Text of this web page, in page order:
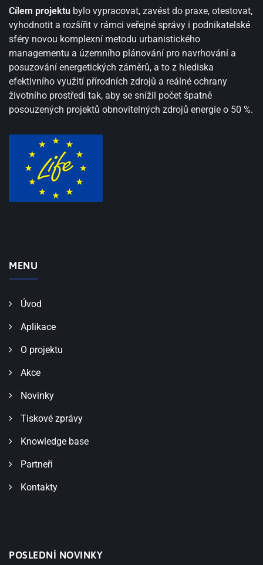
Cílem projektu bylo vypracovat, zavést do praxe, otestovat,
vyhodnotit a rozšířit v rámci veřejné správy i podnikatelské
sféry novou komplexní metodu urbanistického
managementu a územního plánování pro navrhování a
posuzování energetických záměrů, a to z hlediska
efektivního využití přírodních zdrojů a reálné ochrany
životního prostředí tak, aby se snížil počet špatně
posouzených projektů obnovitelných zdrojů energie o 50 %.
MENU
Úvod
Aplikace
O projektu
Akce
Novinky
Tiskové zprávy
Knowledge base
Partneři
Kontakty
POSLEDNÍ NOVINKY